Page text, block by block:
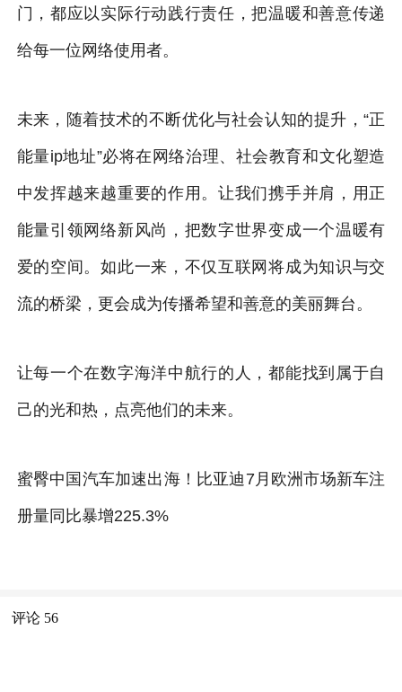
门，都应以实际行动践行责任，把温暖和善意传递
给每一位网络使用者。
未来，随着技术的不断优化与社会认知的提升，“正
能量ip地址”必将在网络治理、社会教育和文化塑造
中发挥越来越重要的作用。让我们携手并肩，用正
能量引领网络新风尚，把数字世界变成一个温暖有
爱的空间。如此一来，不仅互联网将成为知识与交
流的桥梁，更会成为传播希望和善意的美丽舞台。
让每一个在数字海洋中航行的人，都能找到属于自
己的光和热，点亮他们的未来。
蜜臀中国汽车加速出海！比亚迪7月欧洲市场新车注
册量同比暴增225.3%
评论 56